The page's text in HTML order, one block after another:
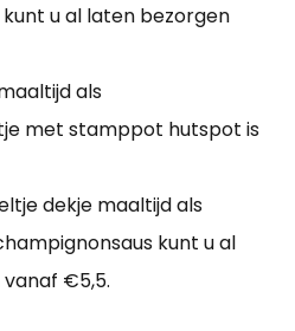
u al laten bezorgen
als
met stamppot hutspot is
dekje maaltijd als
kunt u al
€5,5.